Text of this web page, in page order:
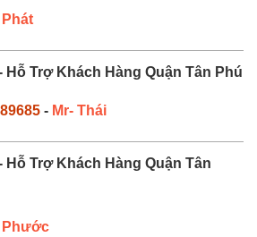
Phát
Hỗ Trợ Khách Hàng Quận Tân Phú
- Mr- Thái
Hỗ Trợ Khách Hàng Quận Tân
Phước